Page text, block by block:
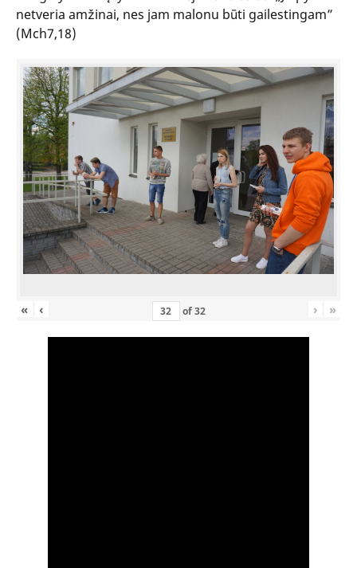
netveria amžinai, nes jam malonu būti gailestingam”
(Mch7,18)
« ‹ of32 › »